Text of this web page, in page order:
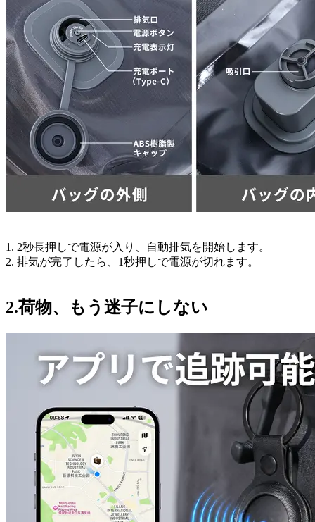
1. 2秒長押しで電源が入り、自動排気を開始します。
2. 排気が完了したら、1秒押しで電源が切れます。
2.荷物、もう迷子にしない